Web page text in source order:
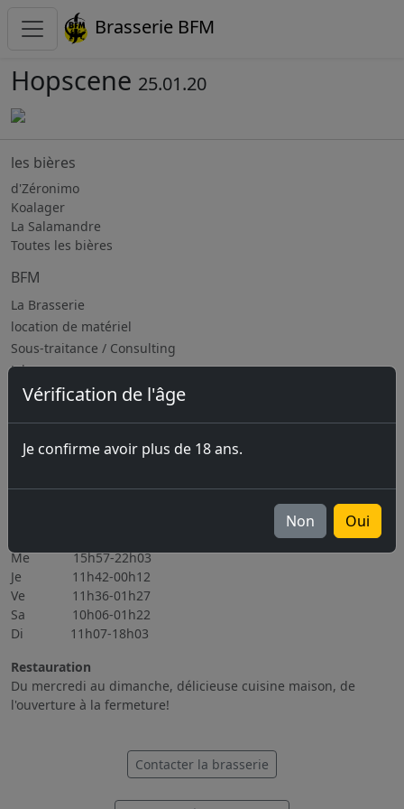
Brasserie BFM
Vérification de l'âge
Je confirme avoir plus de 18 ans.
Non Oui
Hopscene 25.01.20
les bières
d'Zéronimo
Koalager
La Salamandre
Toutes les bières
BFM
La Brasserie
location de matériel
Sous-traitance / Consulting
Jobs
Prochains évènements
06.11.2026 Brassin Public 6-7.11.2026
Tous les évènements
Me 15h57-22h03
Je 11h42-00h12
Ve 11h36-01h27
Sa 10h06-01h22
Di 11h07-18h03
Restauration
Du mercredi au dimanche, délicieuse cuisine maison, de
l'ouverture à la fermeture!
Contacter la brasserie